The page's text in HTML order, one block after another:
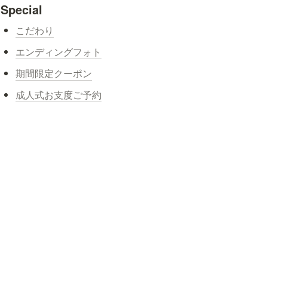
Special
こだわり
エンディングフォト
期間限定クーポン
成人式お支度ご予約